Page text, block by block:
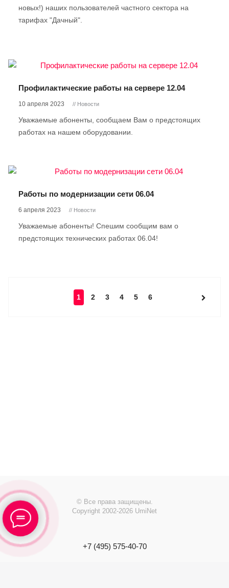
новых!) наших пользователей частного сектора на
тарифах "Дачный".
Профилактические работы на сервере 12.04
10 апреля 2023 // Новости
Уважаемые абоненты, сообщаем Вам о предстоящих
работах на нашем оборудовании.
Работы по модернизации сети 06.04
6 апреля 2023 // Новости
Уважаемые абоненты! Спешим сообщим вам о
предстоящих технических работах 06.04!
1 2 3 4 5 6
© Все права защищены.
Copyright 2002-2026 UmiNet
+7 (495) 575-40-70